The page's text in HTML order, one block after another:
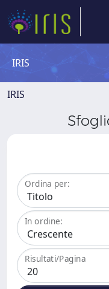
IRIS
IRIS
Ordina per:
In ordine:
Risultati/Pagina